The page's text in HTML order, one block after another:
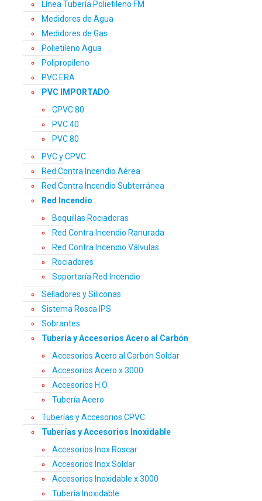
Línea Tubería Polietileno FM
Medidores de Agua
Medidores de Gas
Polietileno Agua
Polipropileno
PVC ERA
PVC IMPORTADO
CPVC 80
PVC 40
PVC 80
PVC y CPVC
Red Contra Incendio Aérea
Red Contra Incendio Subterránea
Red Incendio
Boquillas Rociadoras
Red Contra Incendio Ranurada
Red Contra Incendio Válvulas
Rociadores
Soportaría Red Incendio
Selladores y Siliconas
Sistema Rosca IPS
Sobrantes
Tubería y Accesorios Acero al Carbón
Accesorios Acero al Carbón Soldar
Accesorios Acero x 3000
Accesorios H.O
Tubería Acero
Tuberías y Accesorios CPVC
Tuberías y Accesorios Inoxidable
Accesorios Inox Roscar
Accesorios Inox Soldar
Accesorios Inoxidable x 3000
Tubería Inoxidable